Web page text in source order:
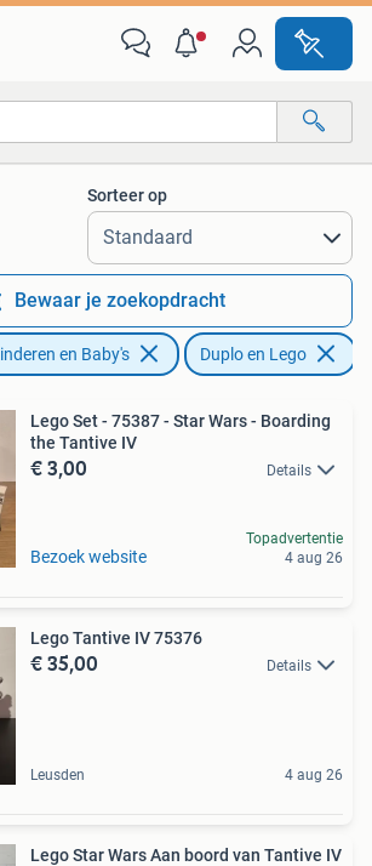
Alle afstanden…
Sorteer op
Bewaar je zoekopdracht
en Baby's Duplo en Lego
Lego Set - 75387 - Star Wars - Boarding
the Tantive IV
€ 3,00 Details
Bezoek website
Topadvertentie
4 aug 26
Lego Tantive IV 75376
€ 35,00 Details
Leusden 4 aug 26
Lego Star Wars Aan boord van Tantive IV